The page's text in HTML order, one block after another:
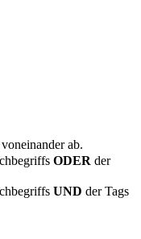
ab.
ODER der
UND der Tags